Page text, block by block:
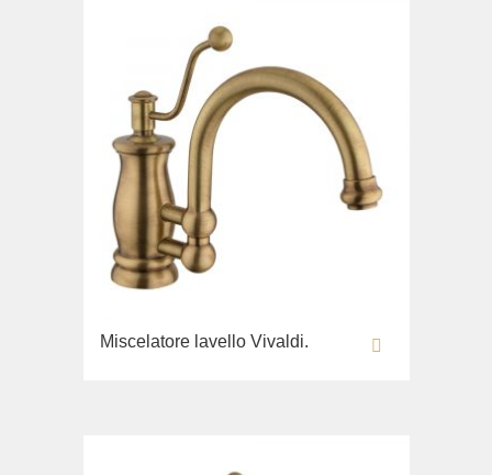
Miscelatore lavello Vivaldi.